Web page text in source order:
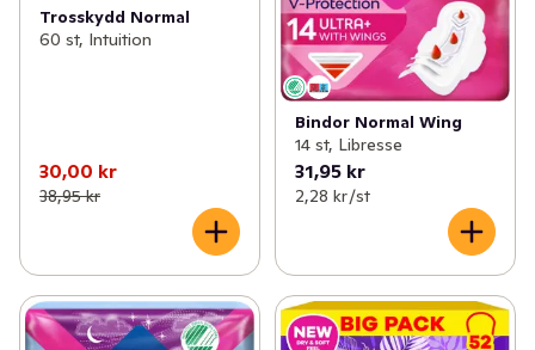
Trosskydd Normal
60 st, Intuition
30,00 kr
38,95 kr
Bindor Normal Wing
14 st, Libresse
31,95 kr
2,28 kr /st